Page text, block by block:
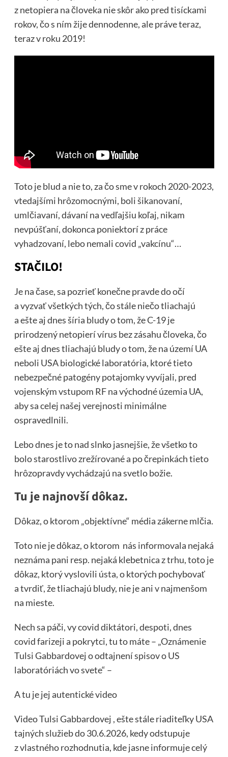
z netopiera na človeka nie skôr ako pred tisíckami
rokov, čo s ním žije dennodenne, ale práve teraz,
teraz v roku 2019!
Toto je blud a nie to, za čo sme v rokoch 2020-2023,
vtedajšími hrôzomocnými, boli šikanovaní,
umlčiavaní, dávaní na vedľajšiu koľaj, nikam
nevpúšťaní, dokonca poniektorí z práce
vyhadzovaní, lebo nemali covid „vakcínu“…
STAČILO!
Je na čase, sa pozrieť konečne pravde do očí
a vyzvať všetkých tých, čo stále niečo tliachajú
a ešte aj dnes šíria bludy o tom, že C-19 je
prirodzený netopierí vírus bez zásahu človeka, čo
ešte aj dnes tliachajú bludy o tom, že na území UA
neboli USA biologické laboratória, ktoré tieto
nebezpečné patogény potajomky vyvíjali, pred
vojenským vstupom RF na východné územia UA,
aby sa celej našej verejnosti minimálne
ospravedlnili.
Lebo dnes je to nad slnko jasnejšie, že všetko to
bolo starostlivo zrežírované a po črepinkách tieto
hrôzopravdy vychádzajú na svetlo božie.
Tu je najnovší dôkaz.
Dôkaz, o ktorom „objektívne“ média zákerne mlčia.
Toto nie je dôkaz, o ktorom nás informovala nejaká
neznáma pani resp. nejaká klebetnica z trhu, toto je
dôkaz, ktorý vyslovili ústa, o ktorých pochybovať
a tvrdiť, že tliachajú bludy, nie je ani v najmenšom
na mieste.
Nech sa páči, vy covid diktátori, despoti, dnes
covid farizeji a pokrytci, tu to máte – „Oznámenie
Tulsi Gabbardovej o odtajnení spisov o US
laboratóriách vo svete“ –
A tu je jej autentické video
Video Tulsi Gabbardovej , ešte stále riaditeľky USA
tajných služieb do 30.6.2026, kedy odstupuje
z vlastného rozhodnutia, kde jasne informuje celý